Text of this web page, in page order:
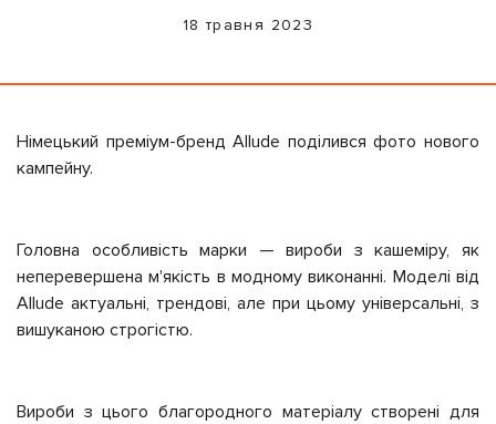
18 травня 2023
Німецький преміум-бренд Allude поділився фото нового
кампейну.
Головна особливість марки —вироби з кашеміру, як
неперевершена м'якість в модному виконанні. Моделі від
Allude актуальні, трендові, але при цьому універсальні, з
вишуканою строгістю.
Вироби з цього благородного матеріалу створені для